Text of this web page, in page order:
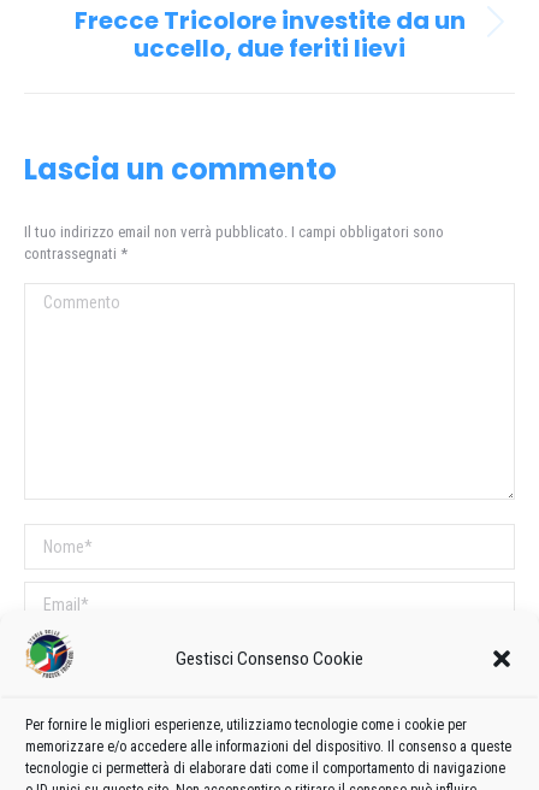
Gestisci Consenso Cookie
Per fornire le migliori esperienze, utilizziamo tecnologie come i cookie per
memorizzare e/o accedere alle informazioni del dispositivo. Il consenso a queste
tecnologie ci permetterà di elaborare dati come il comportamento di navigazione
Prossimo
post:
Frecce Tricolore investite da un
uccello, due feriti lievi
Lascia un commento
Il tuo indirizzo email non verrà pubblicato. I campi obbligatori sono
contrassegnati *
Commento
Nome *
Email *
Sito web
COMMENTI SUL POST
Questo sito utilizza Akismet per ridurre lo spam.Scopri come vengono